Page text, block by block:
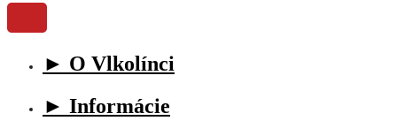
► O Vlkolínci
► Informácie